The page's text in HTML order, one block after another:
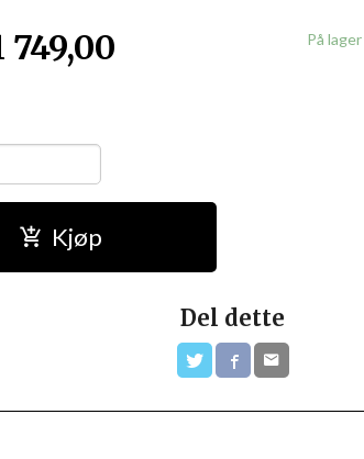
749,00 På lager
Kjøp
Del dette